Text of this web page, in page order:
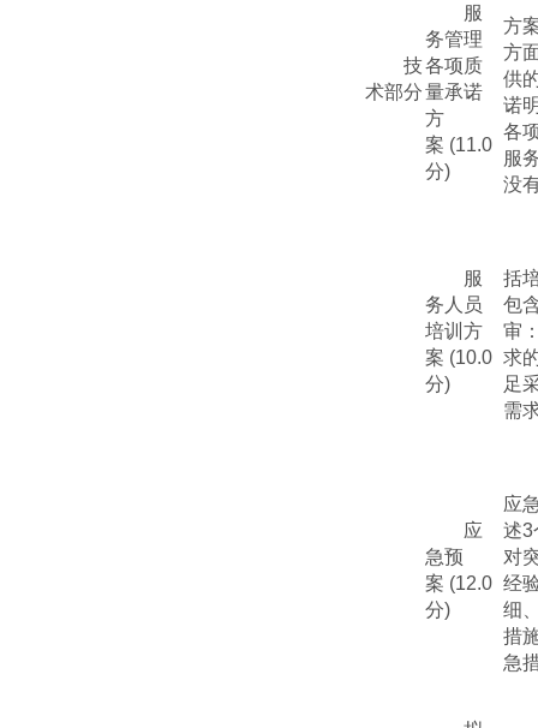
技
术部分
服
务管理
各项质
量承诺
方
案 (11.0
分)
方
方
供
诺
各
服
没
服
务人员
培训方
案 (10.0
分)
括
包
审
求
足
需
应
急预
案 (12.0
分)
应
述3
对
经
细
措
急